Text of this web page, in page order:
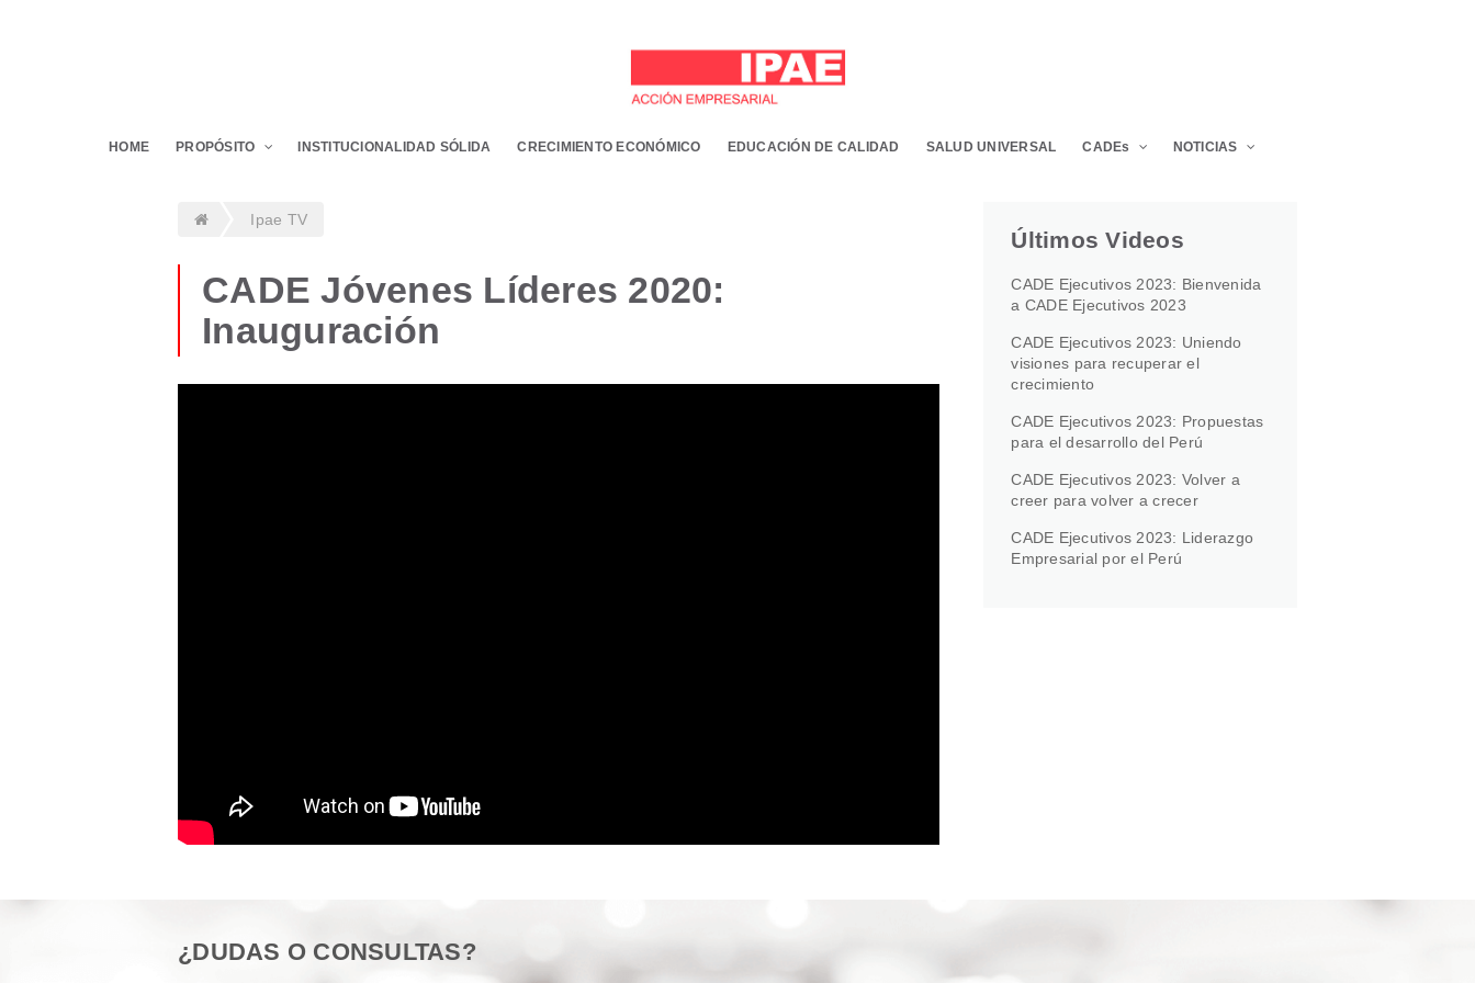
HOME PROPÓSITO INSTITUCIONALIDAD SÓLIDA CRECIMIENTO ECONÓMICO EDUCACIÓN DE CALIDAD SALUD UNIVERSAL CADEs NOTICIAS
Ipae TV
CADE Jóvenes Líderes 2020:
Inauguración
Últimos Videos
CADE Ejecutivos 2023: Bienvenida
a CADE Ejecutivos 2023
CADE Ejecutivos 2023: Uniendo
visiones para recuperar el
crecimiento
CADE Ejecutivos 2023: Propuestas
para el desarrollo del Perú
CADE Ejecutivos 2023: Volver a
creer para volver a crecer
CADE Ejecutivos 2023: Liderazgo
Empresarial por el Perú
¿DUDAS O CONSULTAS?